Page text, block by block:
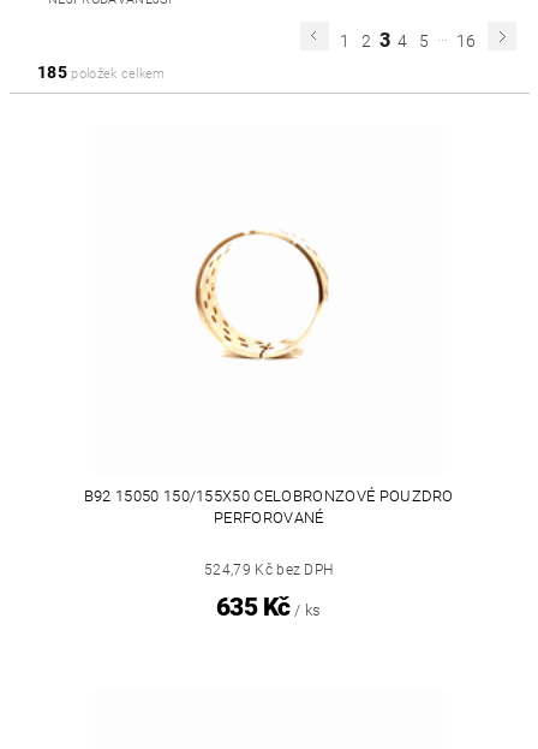
1 2 3 4 5 ... 16
185položek celkem
B92 15050 150/155X50 CELOBRONZOVÉ POUZDRO
PERFOROVANÉ
524,79 Kč bez DPH
635 Kč / ks